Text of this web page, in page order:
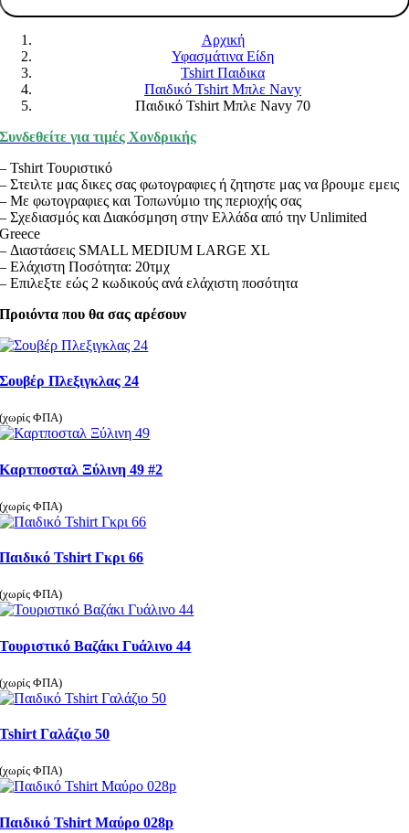
Αρχική
Υφασμάτινα Είδη
Tshirt Παιδικα
Παιδικό Tshirt Μπλε Navy
Παιδικό Tshirt Μπλε Navy 70
Συνδεθείτε για τιμές Χονδρικής
– Tshirt Τουριστικό
– Στειλτε μας δικες σας φωτογραφιες ή ζητηστε μας να βρουμε εμεις
– Με φωτογραφιες και Τοπωνύμιο της περιοχής σας
– Σχεδιασμός και Διακόσμηση στην Ελλάδα από την Unlimited
Greece
– Διαστάσεις SMALL MEDIUM LARGE XL
– Ελάχιστη Ποσότητα: 20τμχ
– Επιλεξτε εώς 2 κωδικούς ανά ελάχιστη ποσότητα
Προιόντα που θα σας αρέσουν
Σουβέρ Πλεξιγκλας 24
(χωρίς ΦΠΑ)
Καρτποσταλ Ξύλινη 49 #2
(χωρίς ΦΠΑ)
Παιδικό Tshirt Γκρι 66
(χωρίς ΦΠΑ)
Τουριστικό Βαζάκι Γυάλινο 44
(χωρίς ΦΠΑ)
Tshirt Γαλάζιο 50
(χωρίς ΦΠΑ)
Παιδικό Tshirt Μαύρο 028p